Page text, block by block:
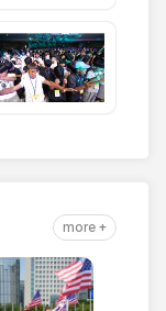
more +